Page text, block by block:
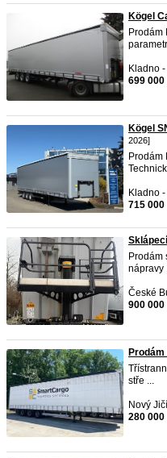
Kögel
Prodám
Kladno
699 000
Kögel
2026]
Prodám
Kladno
715 000
Prodám
nápravy
České
900 000
stře ...
Nový
280 000